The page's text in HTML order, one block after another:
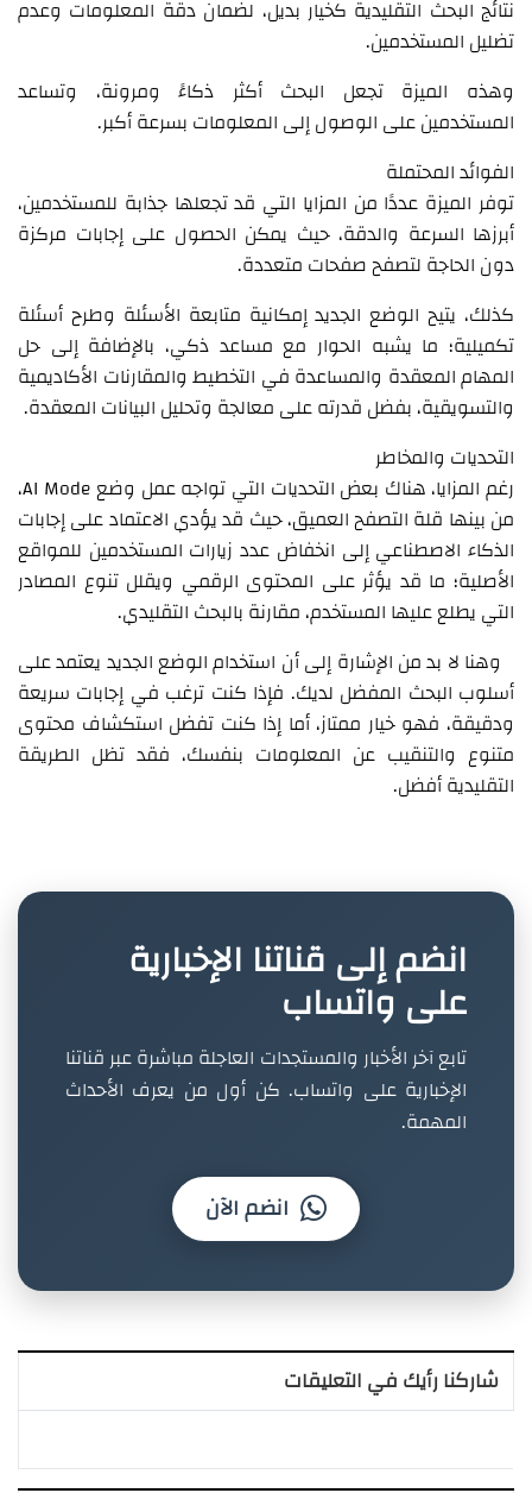
نتائج البحث التقليدية كخيار بديل، لضمان دقة المعلومات وعدم
تضليل المستخدمين.
وهذه الميزة تجعل البحث أكثر ذكاءً ومرونة، وتساعد
المستخدمين على الوصول إلى المعلومات بسرعة أكبر.
الفوائد المحتملة
توفر الميزة عددًا من المزايا التي قد تجعلها جذابة للمستخدمين،
أبرزها السرعة والدقة، حيث يمكن الحصول على إجابات مركزة
دون الحاجة لتصفح صفحات متعددة.
كذلك، يتيح الوضع الجديد إمكانية متابعة الأسئلة وطرح أسئلة
تكميلية؛ ما يشبه الحوار مع مساعد ذكي، بالإضافة إلى حل
المهام المعقدة والمساعدة في التخطيط والمقارنات الأكاديمية
والتسويقية، بفضل قدرته على معالجة وتحليل البيانات المعقدة.
التحديات والمخاطر
رغم المزايا، هناك بعض التحديات التي تواجه عمل وضع AI Mode،
من بينها قلة التصفح العميق، حيث قد يؤدي الاعتماد على إجابات
الذكاء الاصطناعي إلى انخفاض عدد زيارات المستخدمين للمواقع
الأصلية؛ ما قد يؤثر على المحتوى الرقمي ويقلل تنوع المصادر
التي يطلع عليها المستخدم، مقارنة بالبحث التقليدي.
وهنا لا بد من الإشارة إلى أن استخدام الوضع الجديد يعتمد على
أسلوب البحث المفضل لديك. فإذا كنت ترغب في إجابات سريعة
ودقيقة، فهو خيار ممتاز، أما إذا كنت تفضل استكشاف محتوى
متنوع والتنقيب عن المعلومات بنفسك، فقد تظل الطريقة
التقليدية أفضل.
انضم إلى قناتنا الإخبارية
على واتساب
تابع آخر الأخبار والمستجدات العاجلة مباشرة عبر قناتنا
الإخبارية على واتساب. كن أول من يعرف الأحداث
المهمة.
انضم الآن
شاركنا رأيك في التعليقات